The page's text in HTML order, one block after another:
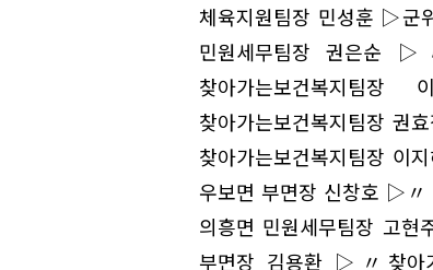
체육지원팀장 민성훈 ▷군
민원세무팀장 권은순
찾아가는보건복지
찾아가는보건복지팀장
찾아가는보건복지팀장
우보면 부면장 신창호 ▷
의흥면 민원세무팀장 고
부면장 김용환 ▷〃찾아